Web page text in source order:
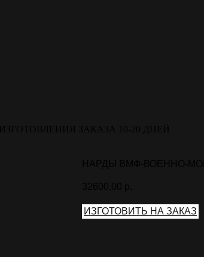
ИЗГОТОВИТЬ НА ЗАКАЗ